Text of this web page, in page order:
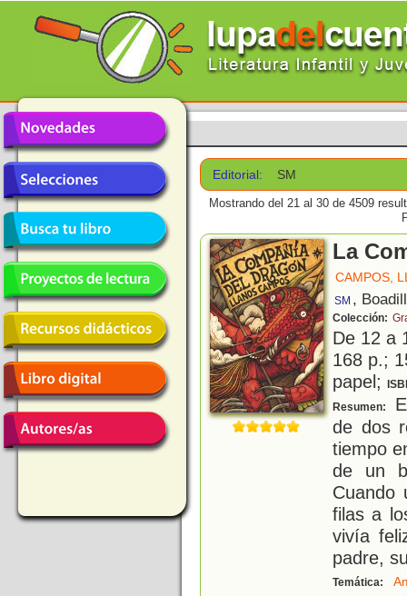
Editorial: SM
Mostrando del 21 al 30 de 4509
La
CAMPOS,
SM ,
Colección:
De 12 a
168 p.;
papel;
Resumen:
de dos
tiempo
de un
Cuando
filas a
vivía
padre,
Temática: